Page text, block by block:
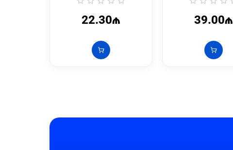
22.30₼ 39.00₼